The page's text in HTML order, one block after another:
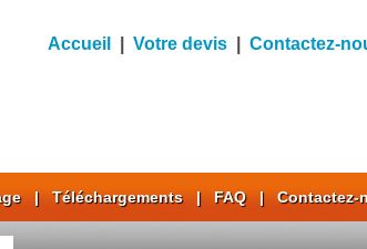
Accueil Votre devis Contactez-
| Téléchargements| FAQ| Contactez-